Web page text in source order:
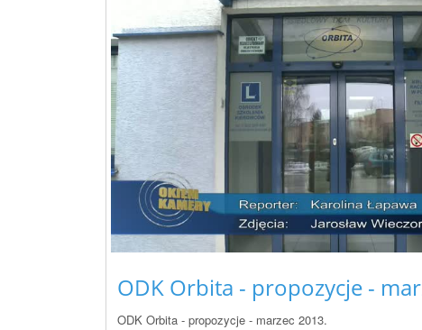
ODK Orbita - propozycje -
ODK Orbita - propozycje - marzec 2013.